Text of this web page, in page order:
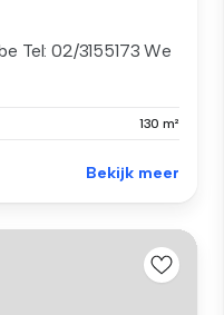
Tel: 02/3155173 We
130 m²
Bekijk meer